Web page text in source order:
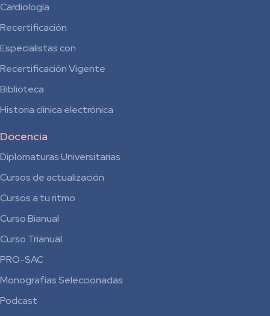
Cardiología
Recertificación
Especialistas con
Recertificación Vigente
Biblioteca
Historia clínica electrónica
Docencia
Diplomaturas Universitarias
Cursos de actualización
Cursos a tu ritmo
Curso Bianual
para
Residentes
Curso Trianual
PRO-SAC
Monografías Seleccionadas
Podcast